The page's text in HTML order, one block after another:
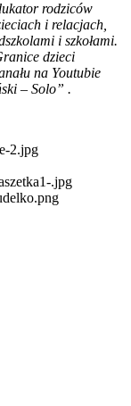
rodziców
i relacjach,
i szkołami.
dzieci
na Youtubie
– Solo” .